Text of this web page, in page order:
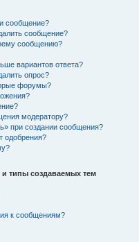
сообщение?
сообщение?
сообщению?
вариантов ответа?
опрос?
форумы?
модератору?
при создании сообщения?
одобрения?
типы создаваемых тем
к сообщениям?